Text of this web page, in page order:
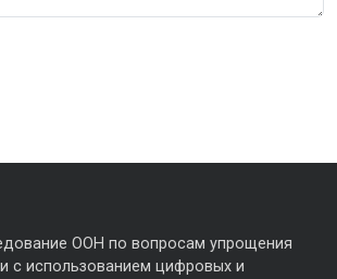
ООН по вопросам упрощения
с использованием цифровых и